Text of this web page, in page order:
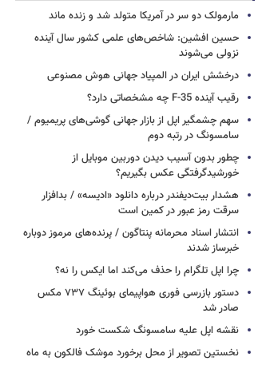
مارمولک دو سر در آمریکا متولد شد و زنده ماند
حسین افشین: شاخص‌های علمی کشور سال آینده
نزولی می‌شوند
درخشش ایران در المپیاد جهانی هوش مصنوعی
رقیب آینده F-35 چه مشخصاتی دارد؟
سهم چشمگیر اپل از بازار جهانی گوشی‌های پریمیوم /
سامسونگ در رتبه دوم
چطور بدون آسیب دیدن دوربین موبایل از
خورشیدگرفتگی عکس بگیریم؟
هشدار بیت‌دیفندر درباره دانلود «ادیسه» / بدافزار
سرقت رمز عبور در کمین است
انتشار اسناد محرمانه پنتاگون / پرنده‌های مرموز دوباره
خبرساز شدند
چرا اپل تلگرام را حذف می‌کند اما ایکس را نه؟
دستور بازرسی فوری هواپیمای بوئینگ ۷۳۷ مکس
صادر شد
نقشه اپل علیه سامسونگ شکست خورد
نخستین تصویر از محل برخورد موشک فالکون به ماه